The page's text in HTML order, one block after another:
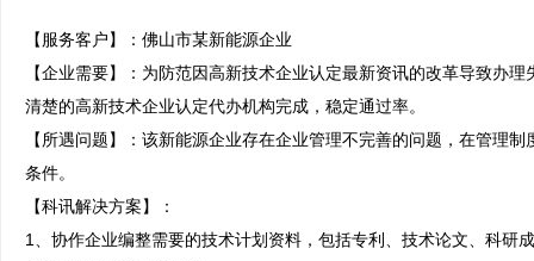
【服务客户】：佛山市某新能源企业
【企业需要】：为防范因高新技术企业认定最新资讯的改革导致办
清楚的高新技术企业认定代办机构完成，稳定通过率。
【所遇问题】：该新能源企业存在企业管理不完善的问题，在管理
条件。
【科讯解决方案】：
1、协作企业编整需要的技术计划资料，包括专利、技术论文、科研